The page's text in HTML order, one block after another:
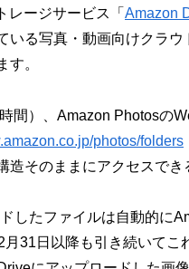
レージサービス「 Amazon
る写真・動画向けクラウ
す。
間）、Amazon Photosの
photos/folders
そのままにアクセスでき
したファイルは自動的に
31日以降も引き続いて